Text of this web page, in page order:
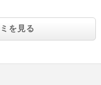
を見る